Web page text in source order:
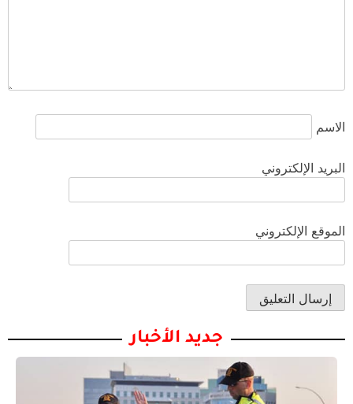
الاسم
البريد الإلكتروني
الموقع الإلكتروني
جديد الأخبار